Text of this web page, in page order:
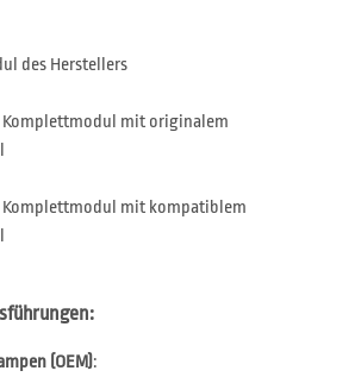
des Herstellers
Komplettmodul mit originalem
Komplettmodul mit kompatiblem
(OEM):